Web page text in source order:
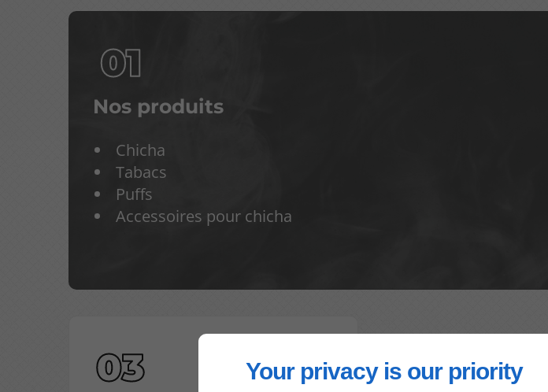
Your privacy is our priority
Nos produits
Chicha
Tabacs
Puffs
Accessoires pour chicha